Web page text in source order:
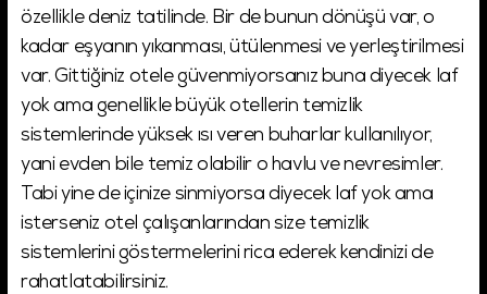
özellikle deniz tatilinde. Bir de bunun dönüşü var, o
kadar eşyanın yıkanması, ütülenmesi ve yerleştirilmesi
var. Gittiğiniz otele güvenmiyorsanız buna diyecek laf
yok ama genellikle büyük otellerin temizlik
sistemlerinde yüksek ısı veren buharlar kullanılıyor,
yani evden bile temiz olabilir o havlu ve nevresimler.
Tabi yine de içinize sinmiyorsa diyecek laf yok ama
isterseniz otel çalışanlarından size temizlik
sistemlerini göstermelerini rica ederek kendinizi de
rahatlatabilirsiniz.